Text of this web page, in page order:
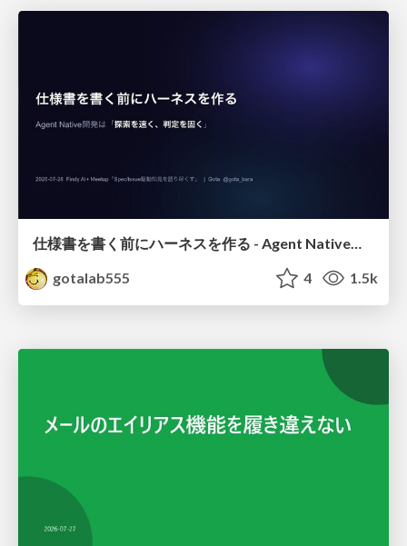
仕様書を書く前にハーネスを作る - Agent Native開発は「探索を速く、判定を固く」
gotalab555
4 1.5k